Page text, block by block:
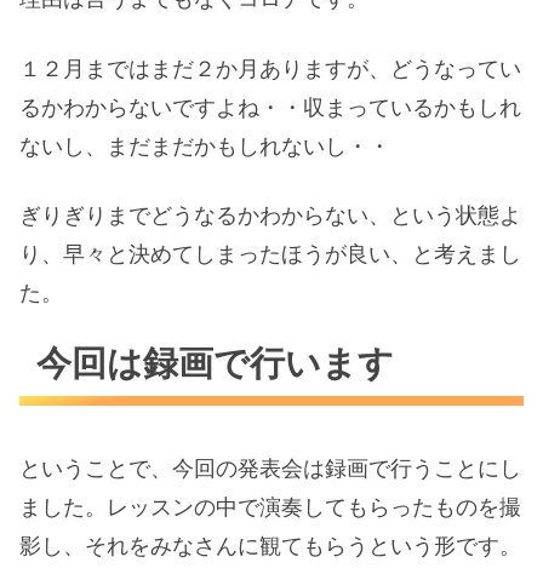
１２月まではまだ２か月ありますが、どうなってい
るかわからないですよね・・収まっているかもしれ
ないし、まだまだかもしれないし・・
ぎりぎりまでどうなるかわからない、という状態よ
り、早々と決めてしまったほうが良い、と考えまし
た。
今回は録画で行います
ということで、今回の発表会は録画で行うことにし
ました。レッスンの中で演奏してもらったものを撮
影し、それをみなさんに観てもらうという形です。